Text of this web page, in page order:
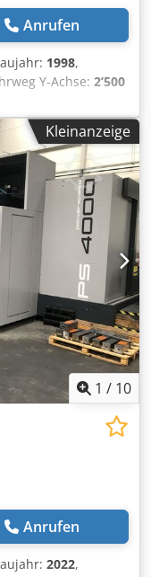
Anrufen
1998,
Y-Achse: 2’500
U/min, Anzahl
vom Typ
Sie
Verfahrweg
in der Y-Achse
hat eine
kg und eine
Sie auf der Suche
sollten Sie das von
MC100 in Betracht
Details. • B-Achse
für großflächiges
Il Es Ag Ioha •
Taper Size BT 50
Kleinanzeige
1 / 10
Anrufen
2022,